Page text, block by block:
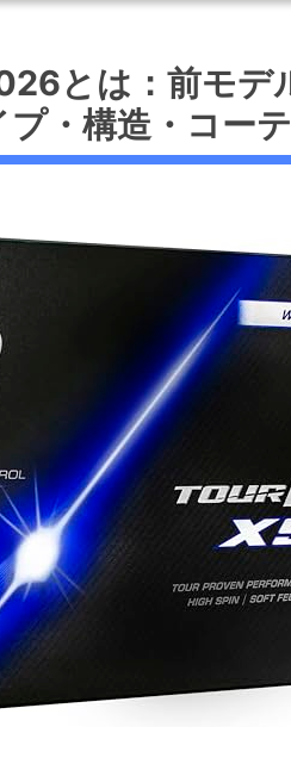
設計思想
主な進化点（検証結果に基
ディンプル：空力とフィー
・専門性に基づく）
直な検証結果）
ク：飛距離・スピン・打感
ースト）：誰に向くか／向
ライバーでの実測感
イアン・アプローチでの挙
ング：フェースの吸い付き
データの信頼性
で得られる効果）
戦で気づいた短所）
けアドバイス（プロ視点）
とは：前モデ
・構造・コーテ